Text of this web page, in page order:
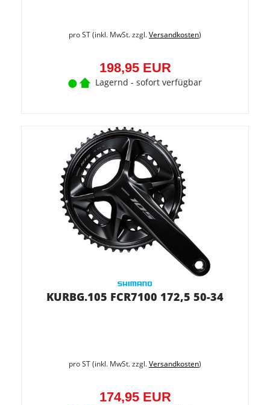
pro ST (inkl. MwSt. zzgl.Versandkosten)
198,95 EUR
Lagernd - sofort verfügbar
KURBG.105 FCR7100 172,5 50-34
pro ST (inkl. MwSt. zzgl.Versandkosten)
174,95 EUR